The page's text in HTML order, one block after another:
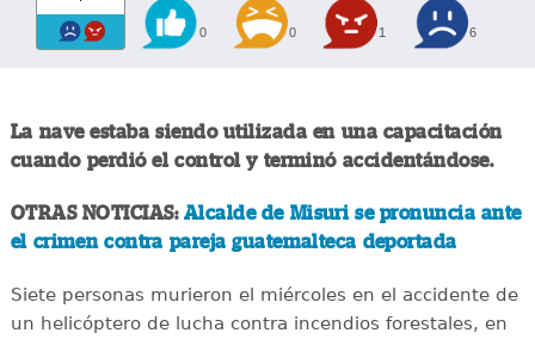
0 0 1 6
La nave estaba siendo utilizada en una capacitación
cuando perdió el control y terminó accidentándose.
OTRAS NOTICIAS: Alcalde de Misuri se pronuncia ante
el crimen contra pareja guatemalteca deportada
Siete personas murieron el miércoles en el accidente de
un helicóptero de lucha contra incendios forestales, en